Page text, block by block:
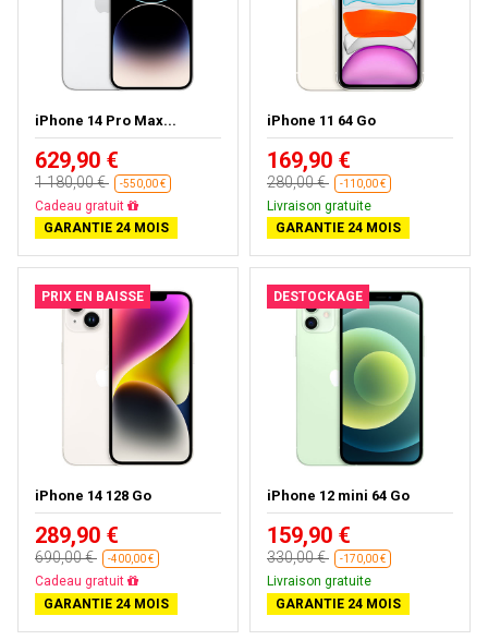
iPhone 14 Pro Max...
629,90 €
1 180,00 € -550,00 €
Cadeau gratuit
GARANTIE 24 MOIS
iPhone 11 64 Go
169,90 €
280,00 € -110,00 €
Livraison gratuite
GARANTIE 24 MOIS
PRIX EN BAISSE
iPhone 14 128 Go
289,90 €
690,00 € -400,00 €
Cadeau gratuit
GARANTIE 24 MOIS
DESTOCKAGE
iPhone 12 mini 64 Go
159,90 €
330,00 € -170,00 €
Livraison gratuite
GARANTIE 24 MOIS